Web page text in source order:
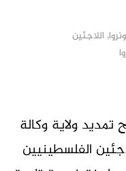
, اللاجئين
تمديد ولاية وكالة
الفلسطينيين